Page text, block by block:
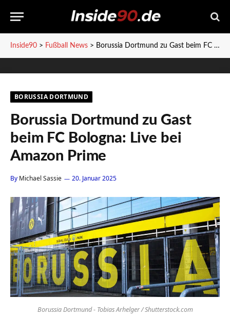
Inside90 > Fußball News > Borussia Dortmund zu Gast beim FC Bologna: Live bei Amazon Prime
BORUSSIA DORTMUND
Borussia Dortmund zu Gast
beim FC Bologna: Live bei
Amazon Prime
By Michael Sassie 20. Januar 2025
Borussia Dortmund - Tobias Arhelger / Shutterstock.com